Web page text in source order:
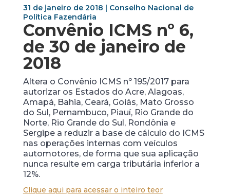
31 de janeiro de 2018 | Conselho Nacional de
Política Fazendária
Convênio ICMS nº 6,
de 30 de janeiro de
2018
Altera o Convênio ICMS nº 195/2017 para
autorizar os Estados do Acre, Alagoas,
Amapá, Bahia, Ceará, Goiás, Mato Grosso
do Sul, Pernambuco, Piauí, Rio Grande do
Norte, Rio Grande do Sul, Rondônia e
Sergipe a reduzir a base de cálculo do ICMS
nas operações internas com veículos
automotores, de forma que sua aplicação
nunca resulte em carga tributária inferior a
12%.
Clique aqui para acessar o inteiro teor